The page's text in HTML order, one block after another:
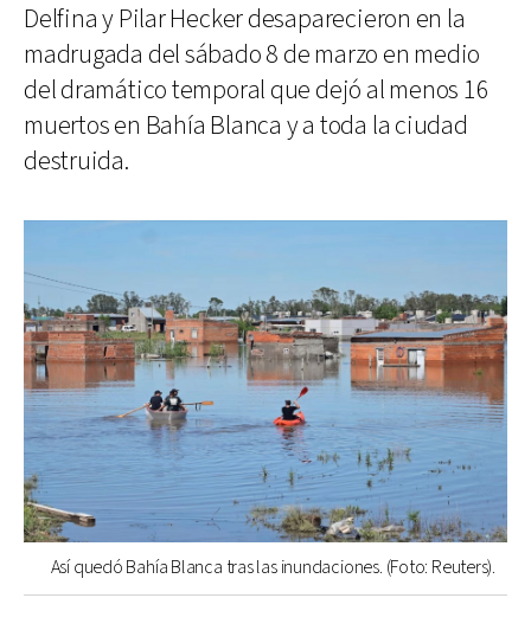
Delfina y Pilar Hecker desaparecieron en la
madrugada del sábado 8 de marzo en medio
del dramático temporal que dejó al menos 16
muertos en Bahía Blanca y a toda la ciudad
destruida.
Así quedó Bahía Blanca tras las inundaciones. (Foto: Reuters).